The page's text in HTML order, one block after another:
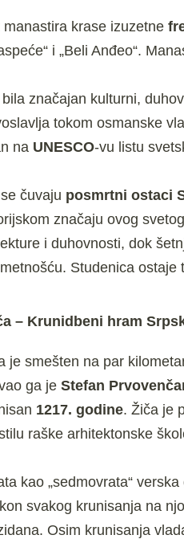
manastira krase izuzetne
i „Beli Anđeo“.
značajan kulturni,
tokom osmanske
na UNESCO-vu listu
čuvaju posmrtni ostaci
značaju ovog
i duhovnosti, dok
Studenica
– Krunidbeni hram
je smešten na par
ga je Stefan
1217. godine. Žiča je
raške arhitektonske
kao „sedmovrata“
svakog krunisanja na
Osim krunisanja